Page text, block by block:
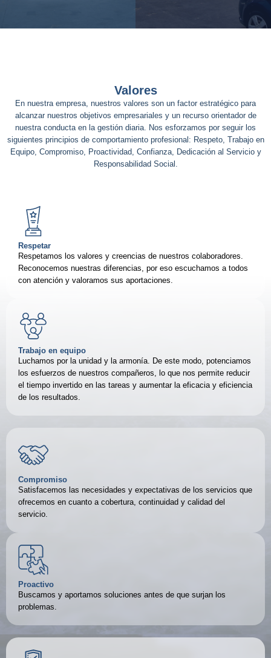
Valores
En nuestra empresa, nuestros valores son un factor estratégico para
alcanzar nuestros objetivos empresariales y un recurso orientador de
nuestra conducta en la gestión diaria. Nos esforzamos por seguir los
siguientes principios de comportamiento profesional: Respeto, Trabajo en
Equipo, Compromiso, Proactividad, Confianza, Dedicación al Servicio y
Responsabilidad Social.
Respetar
Respetamos los valores y creencias de nuestros colaboradores.
Reconocemos nuestras diferencias, por eso escuchamos a todos
con atención y valoramos sus aportaciones.
Trabajo en equipo
Luchamos por la unidad y la armonía. De este modo, potenciamos
los esfuerzos de nuestros compañeros, lo que nos permite reducir
el tiempo invertido en las tareas y aumentar la eficacia y eficiencia
de los resultados.
Compromiso
Satisfacemos las necesidades y expectativas de los servicios que
ofrecemos en cuanto a cobertura, continuidad y calidad del
servicio.
Proactivo
Buscamos y aportamos soluciones antes de que surjan los
problemas.